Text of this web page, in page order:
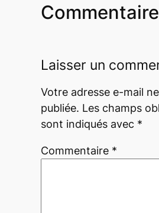
Laisser un
Votre adresse e-mail
publiée. Les champs
sont indiqués avec *
Commentaire *